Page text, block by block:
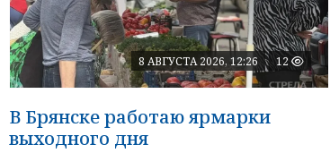
8 АВГУСТА 2026, 12:26 12
В Брянске работаю ярмарки
выходного дня